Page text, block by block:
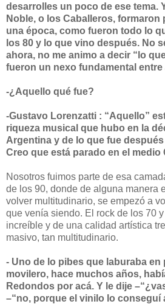
desarrolles un poco de ese tema.
Noble, o los Caballeros, formaron
una época, como fueron todo lo
los 80 y lo que vino después. No
ahora, no me animo a decir “lo
fueron un nexo fundamental
-¿Aquello qué fue?
-Gustavo Lorenzatti : “Aquello”
riqueza musical que hubo en la
Argentina y de lo que fue
Creo que está parado en el medio
Nosotros fuimos parte de esa
de los 90, donde de alguna manera
volver multitudinario, se empezó a
que venía siendo. El rock de los 70
increíble y de una calidad artística
masivo, tan multitudinario.
- Uno de lo pibes que laburaba
movilero, hace muchos años,
Redondos por acá. Y le dije
–“no, porque el vinilo lo conseguí